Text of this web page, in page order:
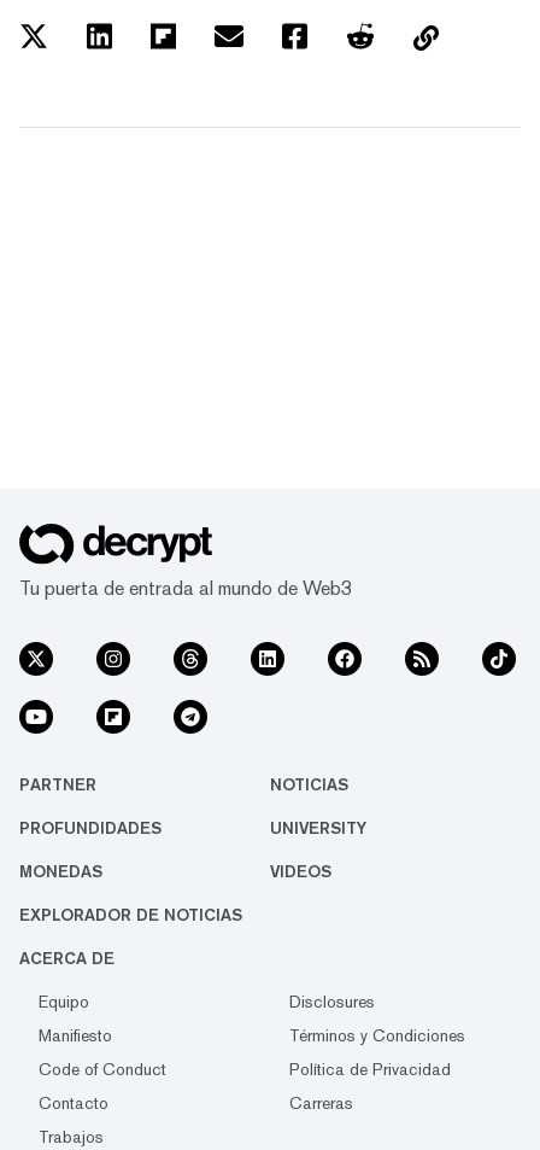
Tu puerta de entrada al mundo de Web3
PARTNER NOTICIAS
PROFUNDIDADES UNIVERSITY
MONEDAS VIDEOS
EXPLORADOR DE NOTICIAS
ACERCA DE
Equipo
Disclosures
Manifiesto
Términos y Condiciones
Code of Conduct
Política de Privacidad
Contacto
Carreras
Trabajos